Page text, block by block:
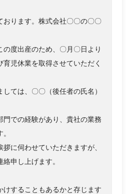
おります。株式会社〇〇の〇〇
度出産のため、〇月〇日より
児休業を取得させていただく
ては、〇〇（後任者の氏名）
門での経験があり、貴社の業務
に伺わせていただきますが、
申し上げます。
けすることもあるかと存じます